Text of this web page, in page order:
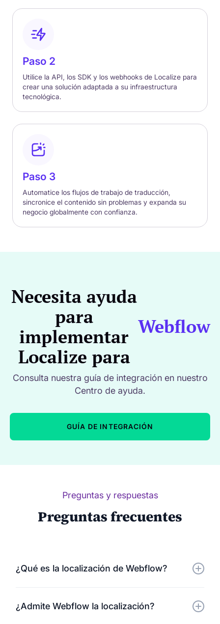
Paso 2
Utilice la API, los SDK y los webhooks de Localize para
crear una solución adaptada a su infraestructura
tecnológica.
Paso 3
Automatice los flujos de trabajo de traducción,
sincronice el contenido sin problemas y expanda su
negocio globalmente con confianza.
Necesita ayuda
para
implementar
Localize para
Webflow
Consulta nuestra guía de integración en nuestro
Centro de ayuda.
GUÍA DE INTEGRACIÓN
Preguntas y respuestas
Preguntas frecuentes
¿Qué es la localización de Webflow?
adaptar y traducir tu sitio web para que sea
¿Admite Webflow la localización?